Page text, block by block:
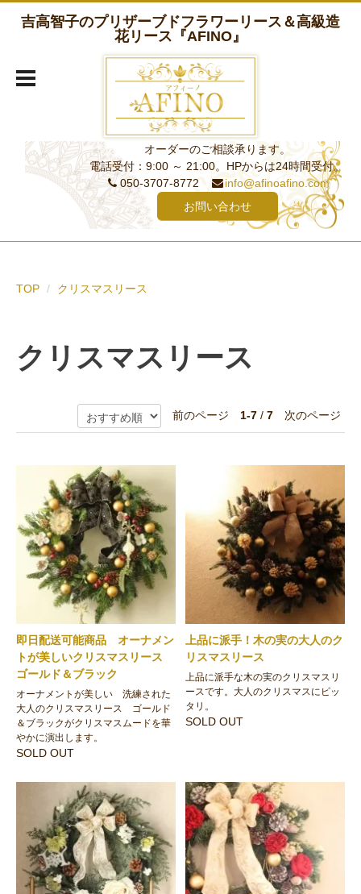
吉高智子のプリザーブドフラワーリース＆高級造
花リース『AFINO』
オーダーのご相談承ります。
電話受付：9:00 ～ 21:00。HPからは24時間受付。
050-3707-8772
info@afinoafino.com
お問い合わせ
TOP クリスマスリース
クリスマスリース
前のページ 1-7 / 7 次のページ
即日配送可能商品 オーナメン
トが美しいクリスマスリース
ゴールド＆ブラック
オーナメントが美しい 洗練された
大人のクリスマスリース ゴールド
＆ブラックがクリスマスムードを華
やかに演出します。
SOLD OUT
上品に派手！木の実の大人のク
リスマスリース
上品に派手な木の実のクリスマスリ
ースです。大人のクリスマスにピッ
タリ。
SOLD OUT